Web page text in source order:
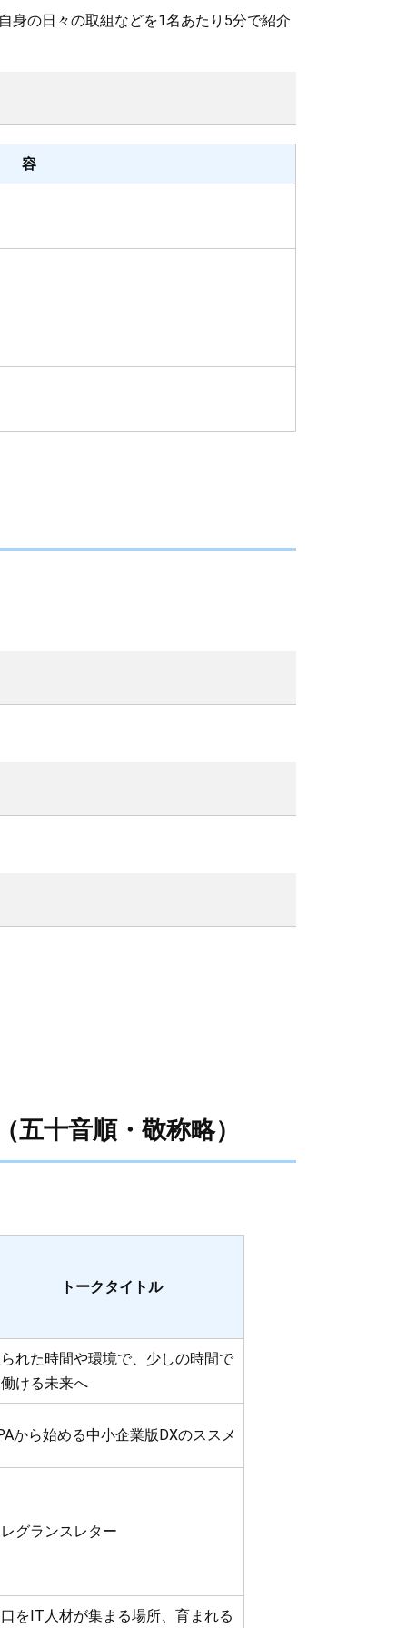
の日々の取組などを1名あたり5分で紹介
容
十音順・敬称略）
トークタイトル
れた時間や環境で、少しの時間で
ける未来へ
から始める中小企業版DXのススメ
グランスレター
をIT人材が集まる場所、育まれる